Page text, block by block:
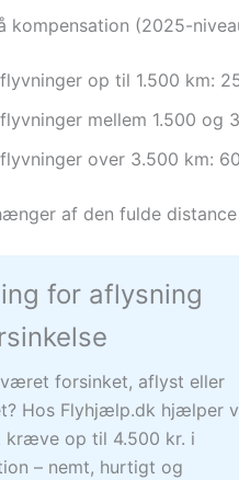
kompensation (2025-
op til 1.500 km:
mellem 1.500 og
over 3.500 km:
af den fulde
for aflysning
forsinket, aflyst eller
Hos Flyhjælp.dk hjælper
kræve op til 4.500 kr. i
– nemt, hurtigt og